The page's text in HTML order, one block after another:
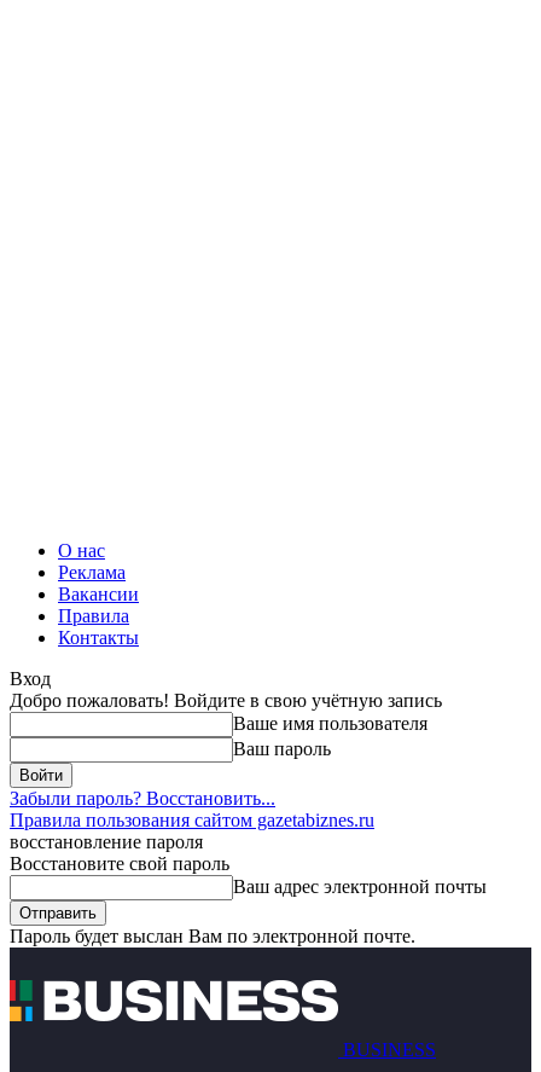
О нас
Реклама
Вакансии
Правила
Контакты
Вход
Добро пожаловать! Войдите в свою учётную запись
Ваше имя пользователя
Ваш пароль
Забыли пароль? Восстановить...
Правила пользования сайтом gazetabiznes.ru
восстановление пароля
Восстановите свой пароль
Ваш адрес электронной почты
Пароль будет выслан Вам по электронной почте.
BUSINESS